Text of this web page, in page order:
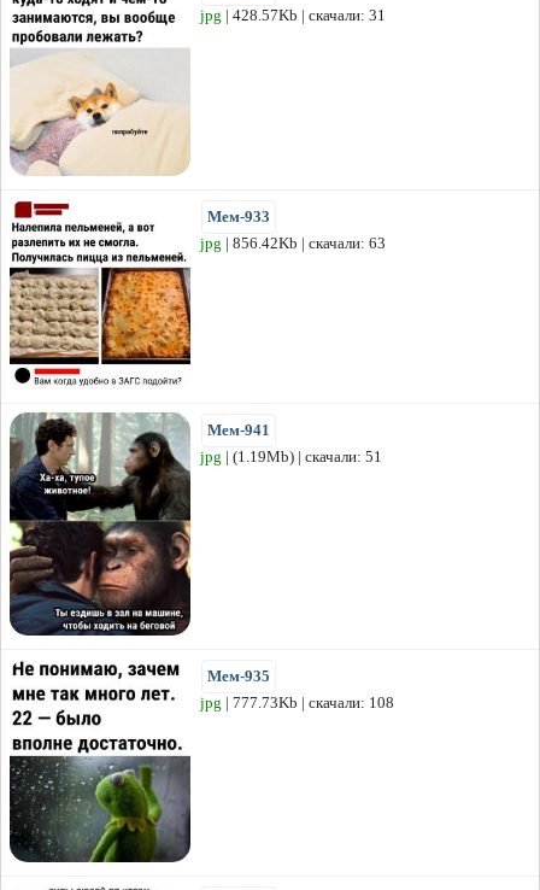
jpg | 428.57Kb | скачали: 31
Мем-933
jpg | 856.42Kb | скачали: 63
Мем-941
jpg | (1.19Mb) | скачали: 51
Мем-935
jpg | 777.73Kb | скачали: 108